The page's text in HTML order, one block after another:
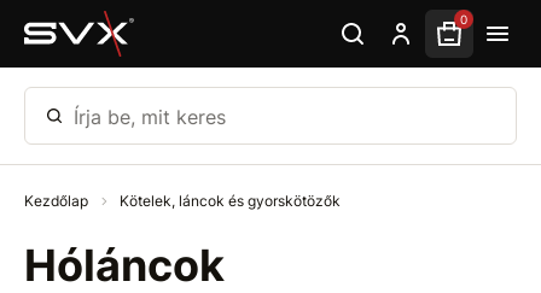
Ugrás az oldal fő részéhez 0
Írja be, mit keres
Kezdőlap Kötelek, láncok és gyorskötözők
Hóláncok